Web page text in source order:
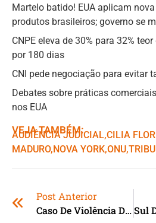
Martelo batido! EUA aplicam
produtos brasileiros; governo se
CNPE eleva de 30% para 32%
por 180 dias
CNI pede negociação para evitar
Debates sobre práticas
nos EUA
VEJA TAMBÉM:
AUDIÊNCIA JUDICIAL,ㅤCILIA
MADURO,ㅤ NOVA YORK,ㅤONU,ㅤ
Post Anterior
Caso De Violência Doméstica Faz PM De Tubarão (SC) Apreender Arma, 168 Munições E Drogas